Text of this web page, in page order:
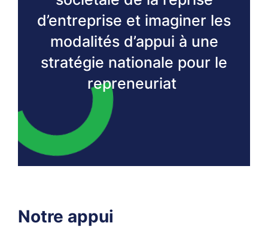
d’entreprise et imaginer les
modalités d’appui à une
stratégie nationale pour le
repreneuriat​ ​
Notre appui